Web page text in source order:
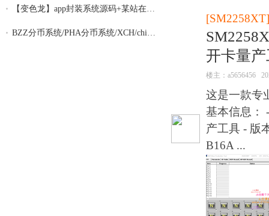
[SM2258XT]
开卡量
楼主： a5656456
这是一款专
基本信息：
产工具 - 版
B16A ...